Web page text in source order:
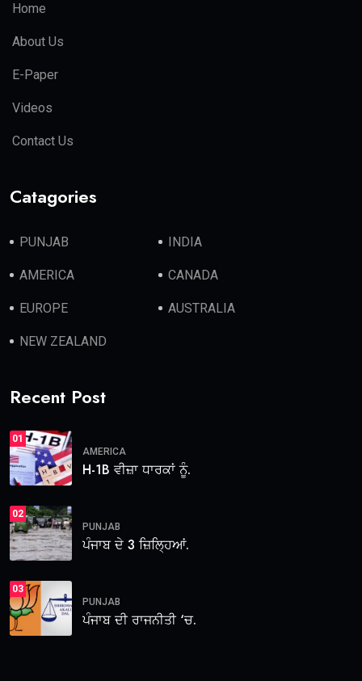
Home
About Us
E-Paper
Videos
Contact Us
Catagories
PUNJAB INDIA
AMERICA CANADA
EUROPE AUSTRALIA
NEW ZEALAND
Recent Post
01
AMERICA
H-1B ਵੀਜ਼ਾ ਧਾਰਕਾਂ ਨੂੰ.
02
PUNJAB
ਪੰਜਾਬ ਦੇ 3 ਜ਼ਿਲ੍ਹਿਆਂ.
03
PUNJAB
ਪੰਜਾਬ ਦੀ ਰਾਜਨੀਤੀ ‘ਚ.